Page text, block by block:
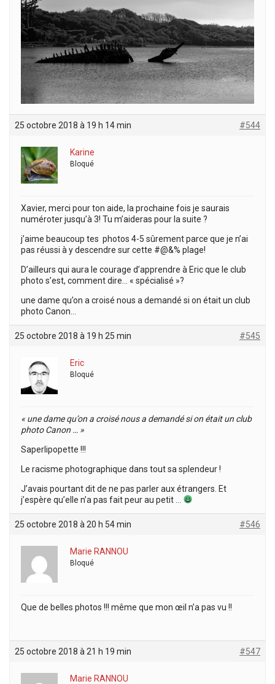
25 octobre 2018 à 19 h 14 min #544
Karine
Bloqué
Xavier, merci pour ton aide, la prochaine fois je saurais
numéroter jusqu’à 3! Tu m’aideras pour la suite ?
j’aime beaucoup tes photos 4-5 sûrement parce que je n’ai
pas réussi à y descendre sur cette #@&% plage!
D’ailleurs qui aura le courage d’apprendre à Eric que le club
photo s’est, comment dire… « spécialisé »?
une dame qu’on a croisé nous a demandé si on était un club
photo Canon…
25 octobre 2018 à 19 h 25 min #545
Eric
Bloqué
« une dame qu’on a croisé nous a demandé si on était un club
photo Canon … »
Saperlipopette !!!
Le racisme photographique dans tout sa splendeur !
J’avais pourtant dit de ne pas parler aux étrangers. Et
j’espère qu’elle n’a pas fait peur au petit …
25 octobre 2018 à 20 h 54 min #546
Marie RANNOU
Bloqué
Que de belles photos !!! même que mon œil n’a pas vu !!
25 octobre 2018 à 21 h 19 min #547
Marie RANNOU